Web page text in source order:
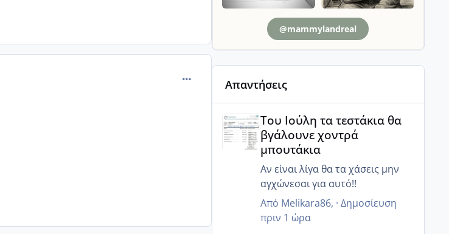
comment_887448
@mammylandreal
Απαντήσεις
Του Ιούλη τα τεστάκια θα
βγάλουνε χοντρά
μπουτάκια
Αν είναι λίγα θα τα χάσεις μην
αγχώνεσαι για αυτό!!
Από Melikara86, · Δημοσίευση
πριν 1 ώρα